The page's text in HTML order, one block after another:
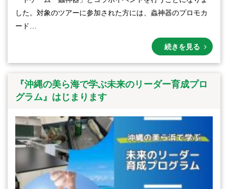
した。対象のツアーに参加された方には、蟲神器のプロモカ
ード…
続きを見る
『沖縄の美ら海で学ぶ未来のリーダー育成プロ
グラム』はじまります